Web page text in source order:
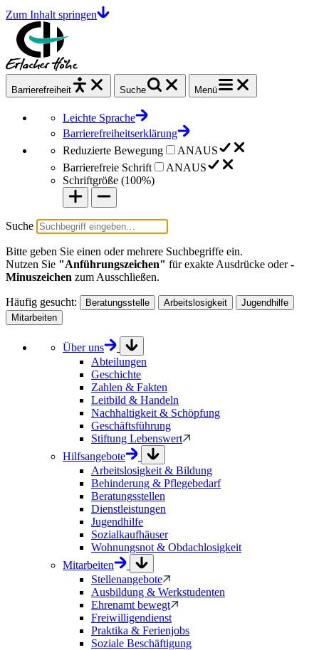
Zum Inhalt springen
Barrierefrei heit Suche Menü
Leichte Sprache
Barrierefreiheitserklärung
Reduzierte Bewegung
ANAUS
Barrierefreie Schrift
ANAUS
Schriftgröße (100%)
Suche
Bitte geben Sie einen oder mehrere Suchbegriffe ein.
Nutzen Sie "Anführungszeichen" für exakte Ausdrücke oder-
Minuszeichen zum Ausschließen.
Häufig gesucht: Beratungsstelle Arbeitslosigkeit
Jugendhilfe
Mitarbeiten
Über uns
Abteilungen
Geschichte
Zahlen & Fakten
Leitbild & Handeln
Nachhaltigkeit & Schöpfung
Geschäftsführung
Stiftung Lebenswert
Hilfsangebote
Arbeitslosigkeit & Bildung
Behinderung & Pflegebedarf
Beratungsstellen
Dienstleistungen
Jugendhilfe
Sozialkaufhäuser
Wohnungsnot & Obdachlosigkeit
Mitarbeiten
Stellenangebote
Ausbildung & Werkstudenten
Ehrenamt bewegt
Freiwilligendienst
Praktika & Ferienjobs
Soziale Beschäftigung